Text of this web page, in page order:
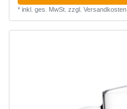
* inkl. ges. MwSt. zzgl. Versandkosten